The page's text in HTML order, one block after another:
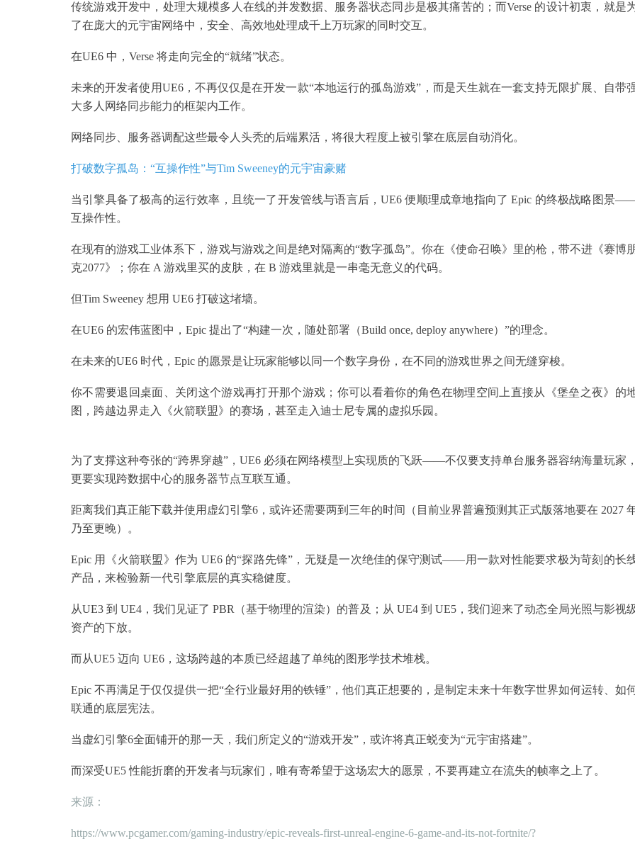
传统游戏开发中，处理大规模多人在线的并发数据、服务器状态同步是极其痛苦的；而Verse 的设计初衷，就是
了在庞大的元宇宙网络中，安全、高效地处理成千上万玩家的同时交互。
在UE6 中，Verse 将走向完全的“就绪”状态。
未来的开发者使用UE6，不再仅仅是在开发一款“本地运行的孤岛游戏”，而是天生就在一套支持无限扩展、自带
大多人网络同步能力的框架内工作。
网络同步、服务器调配这些最令人头秃的后端累活，将很大程度上被引擎在底层自动消化。
打破数字孤岛：“互操作性”与Tim Sweeney的元宇宙豪赌
当引擎具备了极高的运行效率，且统一了开发管线与语言后，UE6 便顺理成章地指向了 Epic 的终极战略图景
互操作性。
在现有的游戏工业体系下，游戏与游戏之间是绝对隔离的“数字孤岛”。你在《使命召唤》里的枪，带不进《赛博
克2077》；你在 A 游戏里买的皮肤，在 B 游戏里就是一串毫无意义的代码。
但Tim Sweeney 想用 UE6 打破这堵墙。
在UE6 的宏伟蓝图中，Epic 提出了“构建一次，随处部署（Build once, deploy anywhere）”的理念。
在未来的UE6 时代，Epic 的愿景是让玩家能够以同一个数字身份，在不同的游戏世界之间无缝穿梭。
你不需要退回桌面、关闭这个游戏再打开那个游戏；你可以看着你的角色在物理空间上直接从《堡垒之夜》的
图，跨越边界走入《火箭联盟》的赛场，甚至走入迪士尼专属的虚拟乐园。
为了支撑这种夸张的“跨界穿越”，UE6 必须在网络模型上实现质的飞跃——不仅要支持单台服务器容纳海量玩家，
更要实现跨数据中心的服务器节点互联互通。
距离我们真正能下载并使用虚幻引擎6，或许还需要两到三年的时间（目前业界普遍预测其正式版落地要在 2027
乃至更晚）。
Epic 用《火箭联盟》作为 UE6 的“探路先锋”，无疑是一次绝佳的保守测试——用一款对性能要求极为苛刻的长
产品，来检验新一代引擎底层的真实稳健度。
从UE3 到 UE4，我们见证了 PBR（基于物理的渲染）的普及；从 UE4 到 UE5，我们迎来了动态全局光照与影视
资产的下放。
而从UE5 迈向 UE6，这场跨越的本质已经超越了单纯的图形学技术堆栈。
Epic 不再满足于仅仅提供一把“全行业最好用的铁锤”，他们真正想要的，是制定未来十年数字世界如何运转、如
联通的底层宪法。
当虚幻引擎6全面铺开的那一天，我们所定义的“游戏开发”，或许将真正蜕变为“元宇宙搭建”。
而深受UE5 性能折磨的开发者与玩家们，唯有寄希望于这场宏大的愿景，不要再建立在流失的帧率之上了。
来源：
https://www.pcgamer.com/gaming-industry/epic-reveals-first-unreal-engine-6-game-and-its-not-fortnite/?